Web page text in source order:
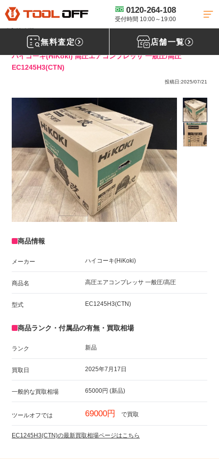
0120-264-108
受付時間 10:00～19:00
無料査定 店舗一覧
工具買取TOP エア工具買取 コンプレッサー買取
【買取実績】 ハイ
コーキ 高圧エアコンプレッサ 一般圧/高圧 EC1245H3(CTN) 新品 【静岡県磐田
ハイコーキ(HiKoki) 高圧エアコンプレッサ 一般圧/高圧
EC1245H3(CTN)
投稿日:2025/07/21
商品情報
メーカー ハイコーキ(HiKoki)
商品名 高圧エアコンプレッサ 一般圧/高圧
型式 EC1245H3(CTN)
商品ランク・付属品の有無・買取相場
ランク 新品
買取日 2025年7月17日
一般的な買取相場 65000円 (新品)
ツールオフでは 69000円 で買取
EC1245H3(CTN)の最新買取相場ページはこちら